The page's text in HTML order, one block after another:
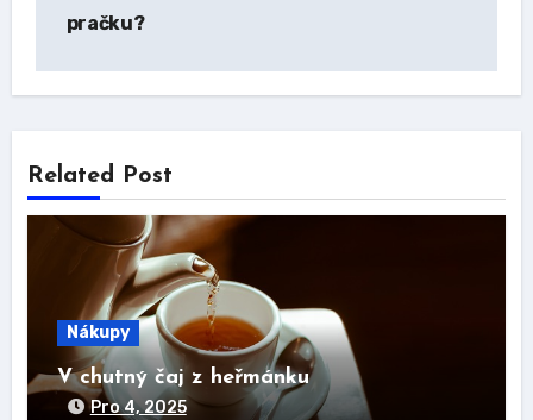
pračku?
Related Post
Nákupy
V chutný čaj z heřmánku
Pro 4, 2025